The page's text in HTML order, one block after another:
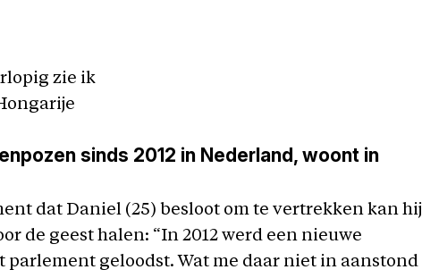
zie ik
sinds 2012 in Nederland, woont in
dat Daniel (25) besloot om te vertrekken kan hij
de geest halen: “In 2012 werd een nieuwe
parlement geloodst. Wat me daar niet in aanstond